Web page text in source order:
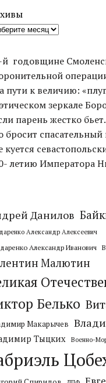
й годовщине
пути к величию:
зеркале
парень жестко
бросит
куется
летию Императора
Данилов
Александр Алексеевич
Александр Иванович
Малютин
Белько
Макарычев
Тыцких Военно-